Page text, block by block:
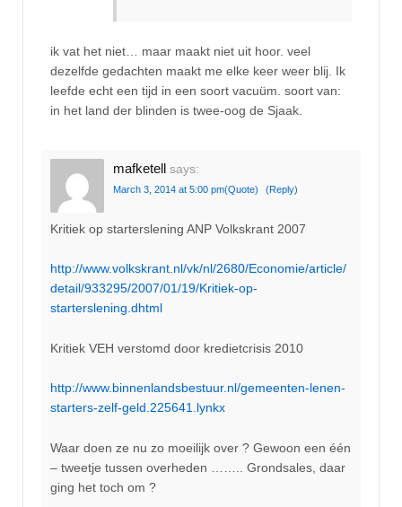
ik vat het niet… maar maakt niet uit hoor. veel
dezelfde gedachten maakt me elke keer weer blij. Ik
leefde echt een tijd in een soort vacuüm. soort van:
in het land der blinden is twee-oog de Sjaak.
mafketell says:
March 3, 2014 at 5:00 pm(Quote) (Reply)
Kritiek op starterslening ANP Volkskrant 2007
http://www.volkskrant.nl/vk/nl/2680/Economie/article/
detail/933295/2007/01/19/Kritiek-op-
starterslening.dhtml
Kritiek VEH verstomd door kredietcrisis 2010
http://www.binnenlandsbestuur.nl/gemeenten-lenen-
starters-zelf-geld.225641.lynkx
Waar doen ze nu zo moeilijk over ? Gewoon een één
– tweetje tussen overheden …….. Grondsales, daar
ging het toch om ?